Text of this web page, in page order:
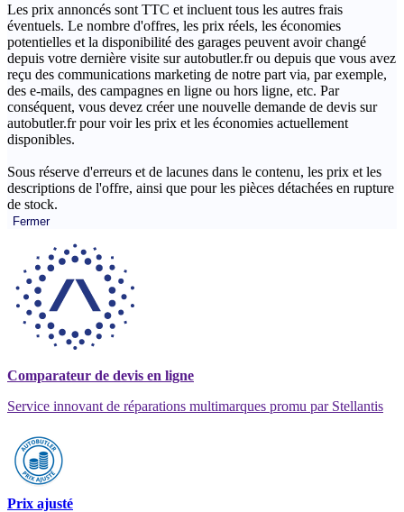
Les prix annoncés sont TTC et incluent tous les autres frais
éventuels. Le nombre d'offres, les prix réels, les économies
potentielles et la disponibilité des garages peuvent avoir changé
depuis votre dernière visite sur autobutler.fr ou depuis que vous avez
reçu des communications marketing de notre part via, par exemple,
des e-mails, des campagnes en ligne ou hors ligne, etc. Par
conséquent, vous devez créer une nouvelle demande de devis sur
autobutler.fr pour voir les prix et les économies actuellement
disponibles.
Sous réserve d'erreurs et de lacunes dans le contenu, les prix et les
descriptions de l'offre, ainsi que pour les pièces détachées en rupture
de stock.
Fermer
Comparateur de devis en ligne
Service innovant de réparations multimarques promu par Stellantis
Prix ajusté